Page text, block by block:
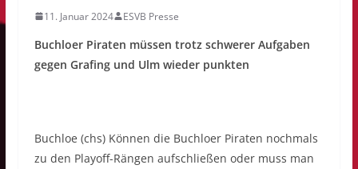
11. Januar 2024 ESVB Presse
Buchloer Piraten müssen trotz schwerer Aufgaben
gegen Grafing und Ulm wieder punkten
Buchloe (chs) Können die Buchloer Piraten nochmals
zu den Playoff-Rängen aufschließen oder muss man